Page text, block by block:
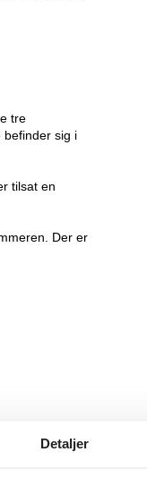
tre
sig i
tilsat en
Der er
Detaljer